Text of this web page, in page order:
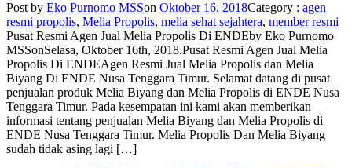
Post by Eko Purnomo MSSon Oktober 16, 2018Category : agen
resmi propolis, Melia Propolis, melia sehat sejahtera, member resmi
Pusat Resmi Agen Jual Melia Propolis Di ENDEby Eko Purnomo
MSSonSelasa, Oktober 16th, 2018.Pusat Resmi Agen Jual Melia
Propolis Di ENDEAgen Resmi Jual Melia Propolis dan Melia
Biyang Di ENDE Nusa Tenggara Timur. Selamat datang di pusat
penjualan produk Melia Biyang dan Melia Propolis di ENDE Nusa
Tenggara Timur. Pada kesempatan ini kami akan memberikan
informasi tentang penjualan Melia Biyang dan Melia Propolis di
ENDE Nusa Tenggara Timur. Melia Propolis Dan Melia Biyang
sudah tidak asing lagi […]